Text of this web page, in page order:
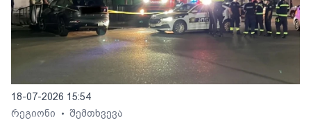
18-07-2026 15:54
რეგიონი
• შემთხვევა